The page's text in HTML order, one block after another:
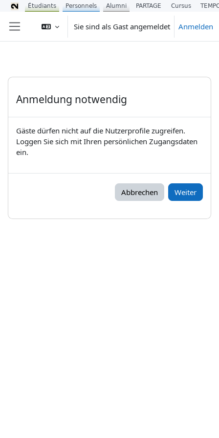
Website-Übersicht
Sie sind als Gast angemeldet Anmelden
Anmeldung notwendig
Gäste dürfen nicht auf die Nutzerprofile zugreifen.
Loggen Sie sich mit Ihren persönlichen Zugangsdaten
ein.
Abbrechen Weiter
Étudiants Personnels Alumni PARTAGE Cursus